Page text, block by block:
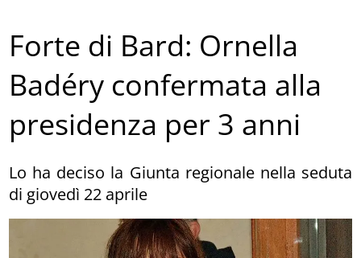
Forte di Bard: Ornella
Badéry confermata alla
presidenza per 3 anni
Lo ha deciso la Giunta regionale nella seduta
di giovedì 22 aprile